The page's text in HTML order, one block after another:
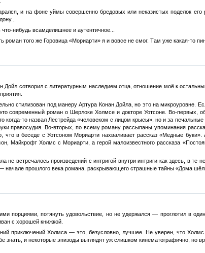
и на фоне уймы совершенно бредовых или неказистых поделок
нибудь всамделишнее и аутентичное...
роман того же Горовица «Мориарти» я и вовсе не смог. Там уже какая-то
Дойл сотворил с литературным наследием отца, отношение моё к
стилизован под манеру Артура Конан Дойла, но это на микроуровне.
современный роман о Шерлоке Холмсе и докторе Уотсоне. Во-первых,
когда-то назвал Лестрейда «человеком с лицом крысы», но и за
правосудия. Во-вторых, по всему роману рассыпаны упоминания
что в беседе с Уотсоном Мориарти нахваливает рассказ «Медные
Майкрофт Холмс с Мориарти, а герой малоизвестного рассказа
не встречалось произведений с интригой внутри интриги как здесь, в
начале прошлого века романа, раскрывающего страшные тайны «Дома
порциями, потянуть удовольствие, но не удержался — проглотил в
с хорошей книжкой.
приключений Холмса — это, безусловно, лучшее. Не уверен, что
знать, и некоторые эпизоды выглядят уж слишком кинематографично, но